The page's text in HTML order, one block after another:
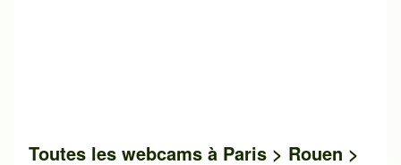
Toutes les webcams à Paris > Rouen >